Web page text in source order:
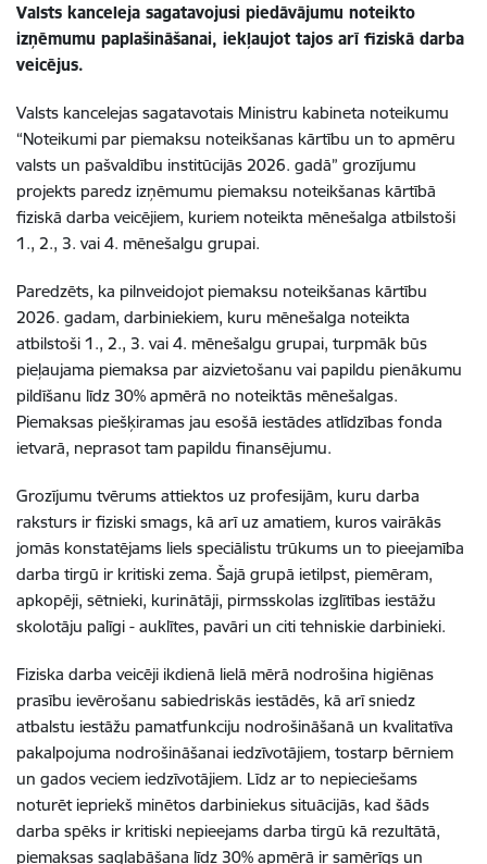
Valsts kanceleja sagatavojusi piedāvājumu noteikto
izņēmumu paplašināšanai, iekļaujot tajos arī fiziskā darba
veicējus.
Valsts kancelejas sagatavotais Ministru kabineta noteikumu
“Noteikumi par piemaksu noteikšanas kārtību un to apmēru
valsts un pašvaldību institūcijās 2026. gadā” grozījumu
projekts paredz izņēmumu piemaksu noteikšanas kārtībā
fiziskā darba veicējiem, kuriem noteikta mēnešalga atbilstoši
1., 2., 3. vai 4. mēnešalgu grupai.
Paredzēts, ka pilnveidojot piemaksu noteikšanas kārtību
2026. gadam, darbiniekiem, kuru mēnešalga noteikta
atbilstoši 1., 2., 3. vai 4. mēnešalgu grupai, turpmāk būs
pieļaujama piemaksa par aizvietošanu vai papildu pienākumu
pildīšanu līdz 30% apmērā no noteiktās mēnešalgas.
Piemaksas piešķiramas jau esošā iestādes atlīdzības fonda
ietvarā, neprasot tam papildu finansējumu.
Grozījumu tvērums attiektos uz profesijām, kuru darba
raksturs ir fiziski smags, kā arī uz amatiem, kuros vairākās
jomās konstatējams liels speciālistu trūkums un to pieejamība
darba tirgū ir kritiski zema. Šajā grupā ietilpst, piemēram,
apkopēji, sētnieki, kurinātāji, pirmsskolas izglītības iestāžu
skolotāju palīgi - auklītes, pavāri un citi tehniskie darbinieki.
Fiziska darba veicēji ikdienā lielā mērā nodrošina higiēnas
prasību ievērošanu sabiedriskās iestādēs, kā arī sniedz
atbalstu iestāžu pamatfunkciju nodrošināšanā un kvalitatīva
pakalpojuma nodrošināšanai iedzīvotājiem, tostarp bērniem
un gados veciem iedzīvotājiem. Līdz ar to nepieciešams
noturēt iepriekš minētos darbiniekus situācijās, kad šāds
darba spēks ir kritiski nepieejams darba tirgū kā rezultātā,
piemaksas saglabāšana līdz 30% apmērā ir samērīgs un